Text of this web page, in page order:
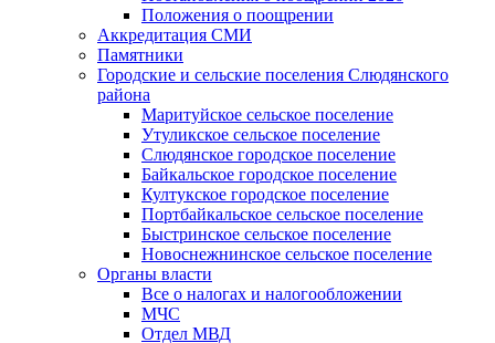
Положения о поощрении
Аккредитация СМИ
Памятники
Городские и сельские поселения Слюдянского
района
Маритуйское сельское поселение
Утуликское сельское поселение
Слюдянское городское поселение
Байкальское городское поселение
Култукское городское поселение
Портбайкальское сельское поселение
Быстринское сельское поселение
Новоснежнинское сельское поселение
Органы власти
Все о налогах и налогообложении
МЧС
Отдел МВД